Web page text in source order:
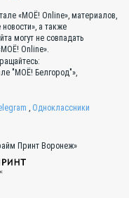
«МОЁ! Online», материалов,
а также
могут не совпадать
Online».
"МОЁ! Белгород"»,
, Одноклассники
Принт Воронеж»